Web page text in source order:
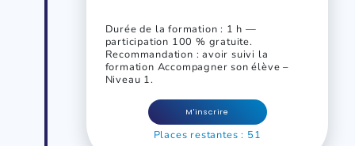
Durée de la formation : 1 h —
participation 100 % gratuite.
Recommandation : avoir suivi la
formation Accompagner son élève –
Niveau 1.
M'inscrire
Places restantes : 51